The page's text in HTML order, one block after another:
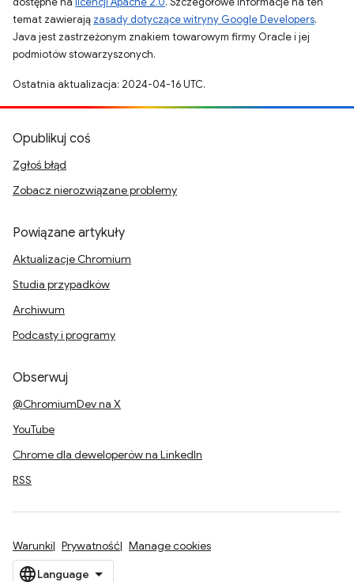
temat zawierają zasady dotyczące witryny Google Developers.
Java jest zastrzeżonym znakiem towarowym firmy Oracle i jej
podmiotów stowarzyszonych.
Ostatnia aktualizacja: 2024-04-16 UTC.
Opublikuj coś
Zgłoś błąd
Zobacz nierozwiązane problemy
Powiązane artykuły
Aktualizacje Chromium
Studia przypadków
Archiwum
Podcasty i programy
Obserwuj
@ChromiumDev na X
YouTube
Chrome dla deweloperów na LinkedIn
RSS
Warunki Prywatność Manage cookies